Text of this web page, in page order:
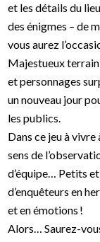
et les détails du
des énigmes – de
vous aurez
Majestueux
et personnages
un nouveau jour
les publics.
Dans ce jeu à vivre
sens de
d’équipe… Petits
d’enquêteurs en
et en émotions !
Alors… Saurez-